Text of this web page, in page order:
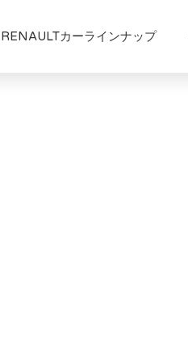
RENAULTカーラインナップ